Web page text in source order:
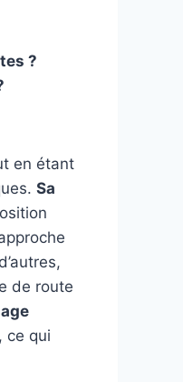
?
en étant
Sa
de route
ce qui